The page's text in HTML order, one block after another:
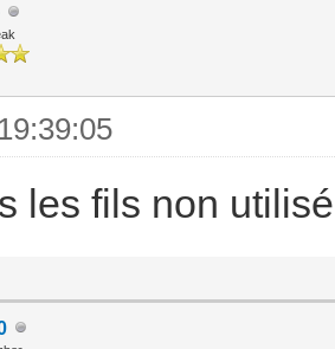
les fils non